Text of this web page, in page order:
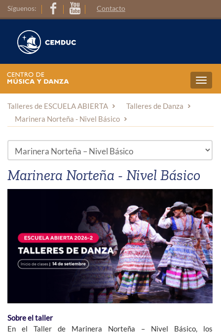
Síguenos: Contacto
Talleres de ESCUELA ABIERTA
Talleres de Danza
Marinera Norteña - Nivel Básico
Marinera Norteña - Nivel Básico
Sobre el taller
En el Taller de Marinera Norteña – Nivel Básico, los